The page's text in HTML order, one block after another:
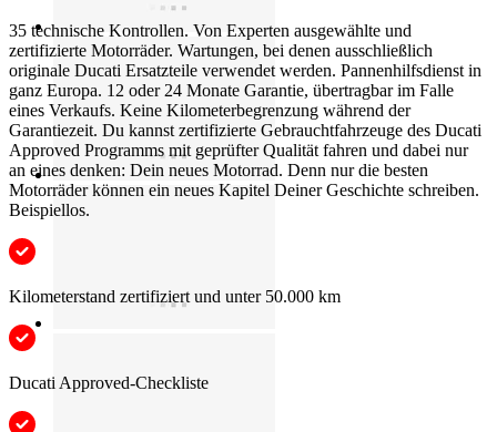
35 technische Kontrollen. Von Experten ausgewählte und
zertifizierte Motorräder. Wartungen, bei denen ausschließlich
originale Ducati Ersatzteile verwendet werden. Pannenhilfsdienst in
ganz Europa. 12 oder 24 Monate Garantie, übertragbar im Falle
eines Verkaufs. Keine Kilometerbegrenzung während der
Garantiezeit. Du kannst zertifizierte Gebrauchtfahrzeuge des Ducati
Approved Programms mit geprüfter Qualität fahren und dabei nur
an eines denken: Dein neues Motorrad. Denn nur die besten
Motorräder können ein neues Kapitel Deiner Geschichte schreiben.
Beispiellos.
Kilometerstand zertifiziert und unter 50.000 km
Ducati Approved-Checkliste